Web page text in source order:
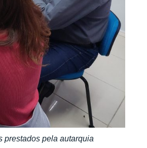
prestados pela autarquia